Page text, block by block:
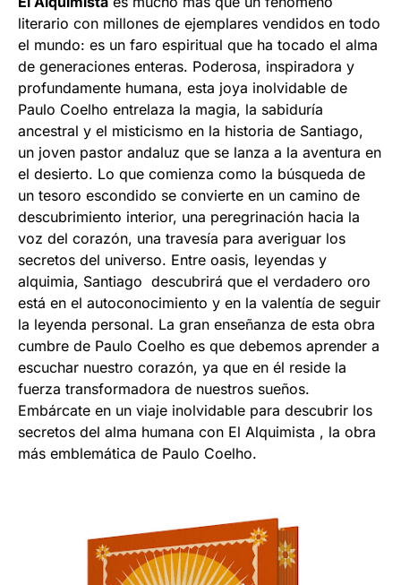
literario con millones de ejemplares vendidos en todo
el mundo: es un faro espiritual que ha tocado el alma
de generaciones enteras. Poderosa, inspiradora y
profundamente humana, esta joya inolvidable de
Paulo Coelho entrelaza la magia, la sabiduría
ancestral y el misticismo en la historia de Santiago,
un joven pastor andaluz que se lanza a la aventura en
el desierto. Lo que comienza como la búsqueda de
un tesoro escondido se convierte en un camino de
descubrimiento interior, una peregrinación hacia la
voz del corazón, una travesía para averiguar los
secretos del universo. Entre oasis, leyendas y
alquimia, Santiago descubrirá que el verdadero oro
está en el autoconocimiento y en la valentía de seguir
la leyenda personal. La gran enseñanza de esta obra
cumbre de Paulo Coelho es que debemos aprender a
escuchar nuestro corazón, ya que en él reside la
fuerza transformadora de nuestros sueños.
Embárcate en un viaje inolvidable para descubrir los
secretos del alma humana con El Alquimista , la obra
más emblemática de Paulo Coelho.